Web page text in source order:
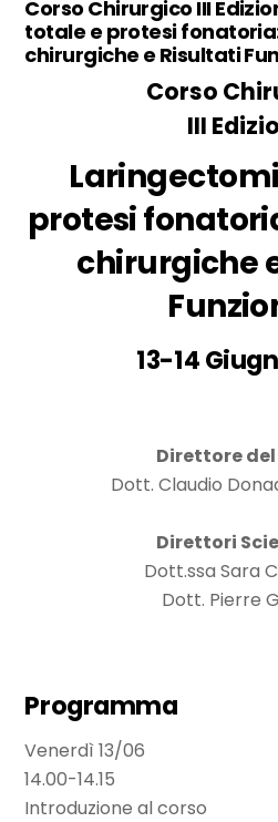
Corso Chirurgico III
totale e protesi
chirurgiche e Risultati
Corso
III
protesi
chirurgiche
13-14
Direttore del
Dott. Claudio
Direttori
Dott.ssa Sara
Dott. Pierre
Programma
Venerdì 13/06
14.00-14.15
Introduzione al corso